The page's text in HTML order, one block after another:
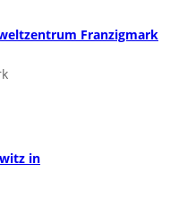
Franzigmark
in